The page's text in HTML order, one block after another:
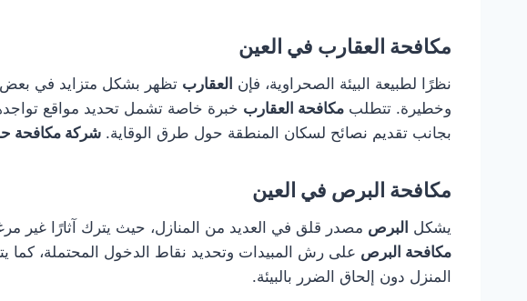
مكافحة العقارب في العين
نظرًا لطبيعة البيئة الصحراوية، فإن العقارب تظهر بشكل متزايد في بعض
وخطيرة. تتطلبمكافحة العقارب خبرة خاصة تشمل تحديد مواقع
بجانب تقديم نصائح لسكان المنطقة حول طرق الوقاية.شركة مكافحة
مكافحة البرص في العين
يشكل البرص مصدر قلق في العديد من المنازل، حيث يترك آثارًا غير
مكافحة البرص على رش المبيدات وتحديد نقاط الدخول المحتملة، كما
المنزل دون إلحاق الضرر بالبيئة.